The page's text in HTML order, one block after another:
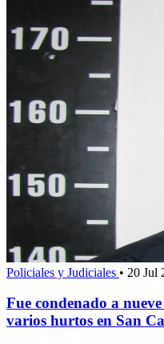
Policiales y Judiciales • 20 Jul
Fue condenado a
varios hurtos en San